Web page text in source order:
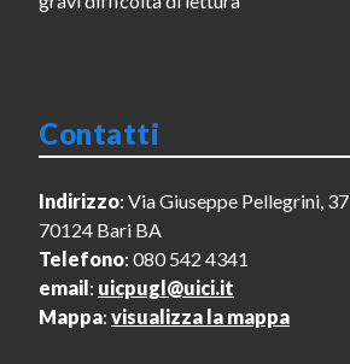
Contatti
Indirizzo: Via Giuseppe Pellegrini, 37
70124 Bari BA
Telefono: 080 542 4341
email : uicpugl@uici.it
Mappa: visualizza la mappa